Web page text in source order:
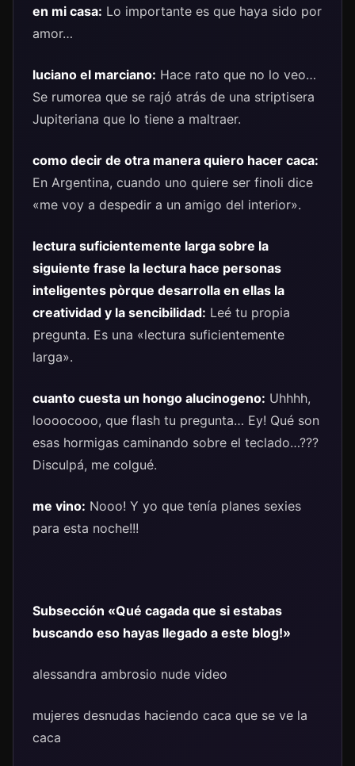
en mi casa: Lo importante es que haya sido por
amor…
luciano el marciano: Hace rato que no lo veo…
Se rumorea que se rajó atrás de una striptisera
Jupiteriana que lo tiene a maltraer.
como decir de otra manera quiero hacer caca:
En Argentina, cuando uno quiere ser finoli dice
«me voy a despedir a un amigo del interior».
lectura suficientemente larga sobre la
siguiente frase la lectura hace personas
inteligentes pòrque desarrolla en ellas la
creatividad y la sencibilidad: Leé tu propia
pregunta. Es una «lectura suficientemente
larga».
cuanto cuesta un hongo alucinogeno: Uhhhh,
loooocooo, que flash tu pregunta… Ey! Qué son
esas hormigas caminando sobre el teclado…???
Disculpá, me colgué.
me vino: Nooo! Y yo que tenía planes sexies
para esta noche!!!
Subsección «Qué cagada que si estabas
buscando eso hayas llegado a este blog!»
alessandra ambrosio nude video
mujeres desnudas haciendo caca que se ve la
caca